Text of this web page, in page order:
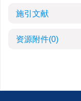
施引文献
资源附件(0)